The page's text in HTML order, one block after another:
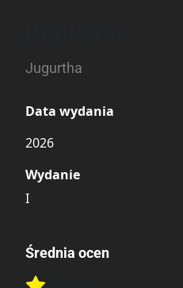
Jugurtha
Data wydania
2026
Wydanie
I
Średnia ocen